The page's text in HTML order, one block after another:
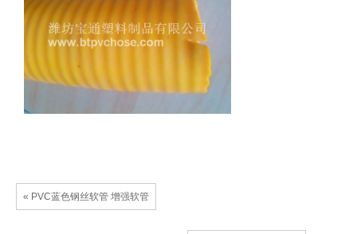
« PVC蓝色钢丝软管 增强软管